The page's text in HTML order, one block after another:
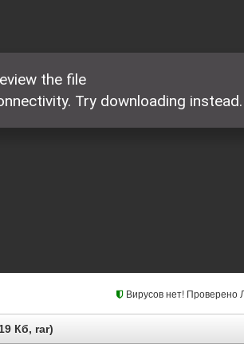
Вирусов нет! Проверено
Кб, rar)